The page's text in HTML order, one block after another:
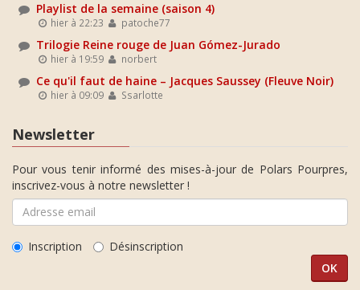
Playlist de la semaine (saison 4)
hier à 22:23 patoche77
Trilogie Reine rouge de Juan Gómez-Jurado
hier à 19:59 norbert
Ce qu'il faut de haine – Jacques Saussey (Fleuve Noir)
hier à 09:09 Ssarlotte
Newsletter
Pour vous tenir informé des mises-à-jour de Polars Pourpres,
inscrivez-vous à notre newsletter !
Inscription Désinscription